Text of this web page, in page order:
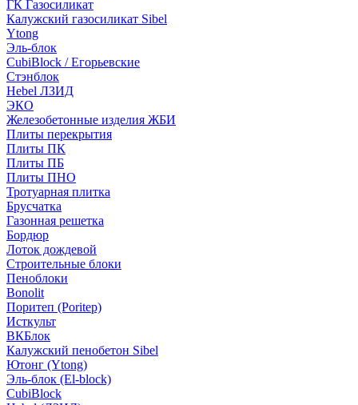
ГК Газосиликат
Калужский газосиликат Sibel
Ytong
Эль-блок
CubiBlock / Егорьевские
Стэнблок
Hebel ЛЗИД
ЭКО
Железобетонные изделия ЖБИ
Плиты перекрытия
Плиты ПК
Плиты ПБ
Плиты ПНО
Тротуарная плитка
Брусчатка
Газонная решетка
Бордюр
Лоток дождевой
Строительные блоки
Пеноблоки
Bonolit
Поритеп (Poritep)
Исткульт
ВКБлок
Калужский пенобетон Sibel
Ютонг (Ytong)
Эль-блок (El-block)
CubiBlock